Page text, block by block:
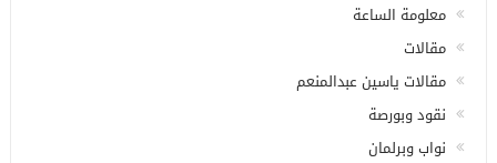
معلومة الساعة
مقالات
مقالات ياسين عبدالمنعم
نقود وبورصة
نواب وبرلمان